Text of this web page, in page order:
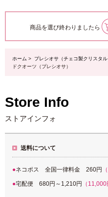
商品を選び終わりましたら
ホーム > プレシオサ（チェコ製クリスタル
ドクオーツ（プレシオサ）
Store Info
ストアインフォ
送料について
ネコポス 全国一律料金 260円
宅配便 680円～1,210円 （